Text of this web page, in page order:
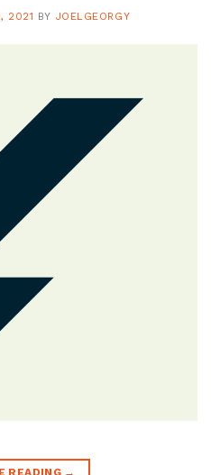
2021 BY JOELGEORGY
READING →